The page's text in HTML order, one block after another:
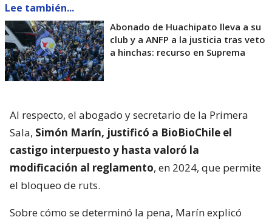
Lee también...
Abonado de Huachipato lleva a su
club y a ANFP a la justicia tras veto
a hinchas: recurso en Suprema
Al respecto, el abogado y secretario de la Primera
Sala, Simón Marín, justificó a BioBioChile el
castigo interpuesto y hasta valoró la
modificación al reglamento, en 2024, que permite
el bloqueo de ruts.
Sobre cómo se determinó la pena, Marín explicó